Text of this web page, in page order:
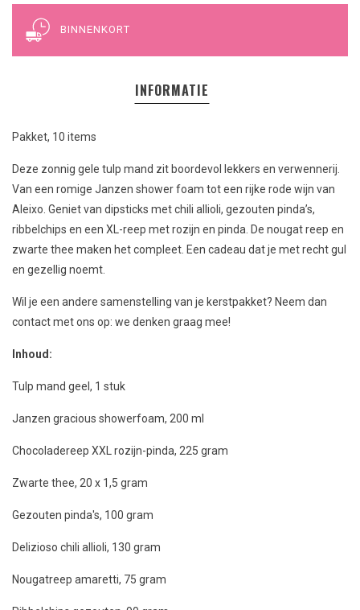
BINNENKORT
INFORMATIE
Pakket, 10 items
Deze zonnig gele tulp mand zit boordevol lekkers en verwennerij.
Van een romige Janzen shower foam tot een rijke rode wijn van
Aleixo. Geniet van dipsticks met chili allioli, gezouten pinda’s,
ribbelchips en een XL-reep met rozijn en pinda. De nougat reep en
zwarte thee maken het compleet. Een cadeau dat je met recht gul
en gezellig noemt.
Wil je een andere samenstelling van je kerstpakket? Neem dan
contact met ons op: we denken graag mee!
Inhoud:
Tulp mand geel, 1 stuk
Janzen gracious showerfoam, 200 ml
Chocoladereep XXL rozijn-pinda, 225 gram
Zwarte thee, 20 x 1,5 gram
Gezouten pinda's, 100 gram
Delizioso chili allioli, 130 gram
Nougatreep amaretti, 75 gram